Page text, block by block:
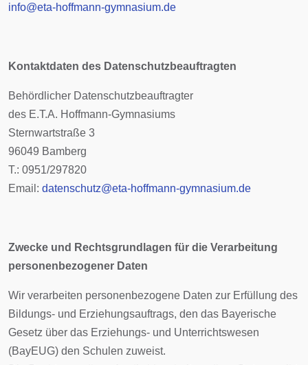
info@eta-hoffmann-gymnasium.de
Kontaktdaten des Datenschutzbeauftragten
Behördlicher Datenschutzbeauftragter
des E.T.A. Hoffmann-Gymnasiums
Sternwartstraße 3
96049 Bamberg
T.: 0951/297820
Email: datenschutz@eta-hoffmann-gymnasium.de
Zwecke und Rechtsgrundlagen für die Verarbeitung
personenbezogener Daten
Wir verarbeiten personenbezogene Daten zur Erfüllung des
Bildungs- und Erziehungsauftrags, den das Bayerische
Gesetz über das Erziehungs- und Unterrichtswesen
(BayEUG) den Schulen zuweist.